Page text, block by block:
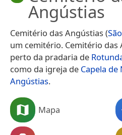
Angústias
Cemitério das Angústias (
um cemitério. Cemitério das
perto da pradaria de
como da igreja de Capela de
Angústias.
Mapa